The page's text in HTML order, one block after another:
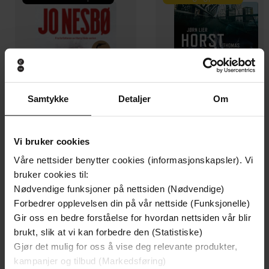
Samtykke Detaljer Om
Vi bruker cookies
Våre nettsider benytter cookies (informasjonskapsler). Vi
bruker cookies til:
Nødvendige funksjoner på nettsiden (Nødvendige)
Forbedrer opplevelsen din på vår nettside (Funksjonelle)
Gir oss en bedre forståelse for hvordan nettsiden vår blir
brukt, slik at vi kan forbedre den (Statistiske)
Gjør det mulig for oss å vise deg relevante produkter,
kampanjer og tilbud (Markedsføring)
129,-
Minnesota
Jo Nesbø
EBOK
129,-
Jørn Lier Horst
EBOK